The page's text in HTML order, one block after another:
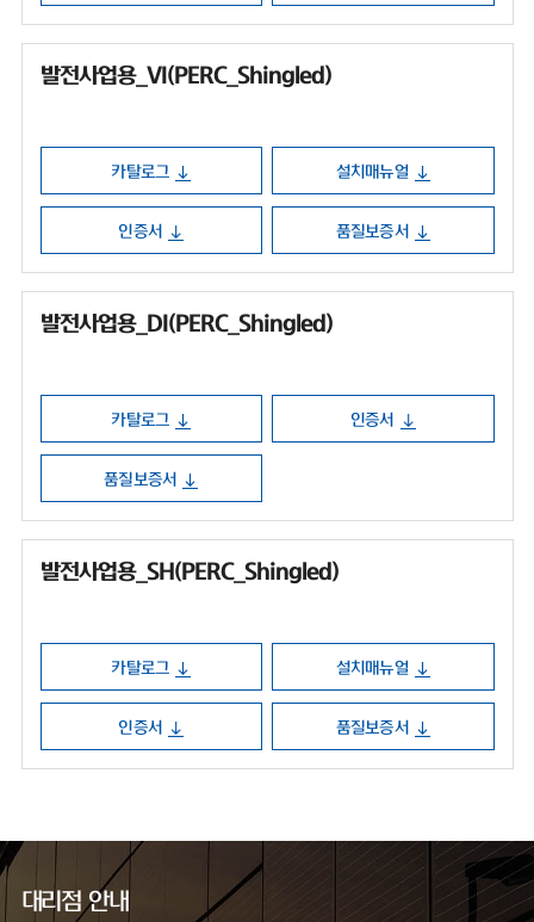
발전사업용_VI(PERC_Shingled)
카탈로그 설치매뉴얼
인증서 품질보증서
발전사업용_DI(PERC_Shingled)
카탈로그 인증서
품질보증서
발전사업용_SH(PERC_Shingled)
카탈로그 설치매뉴얼
인증서 품질보증서
대리점 안내